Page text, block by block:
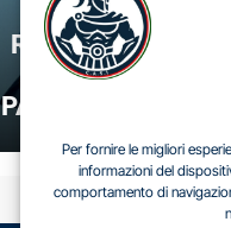
Per fornire le migliori
informazioni del
comportamento di
REGOLARE SENZA
DOMINARE: IL
PARADOSSO DELLA
SOVRANITÀ
DIGITALE